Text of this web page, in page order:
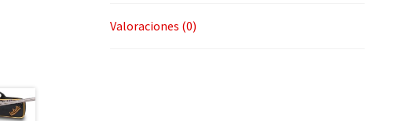
Valoraciones (0)